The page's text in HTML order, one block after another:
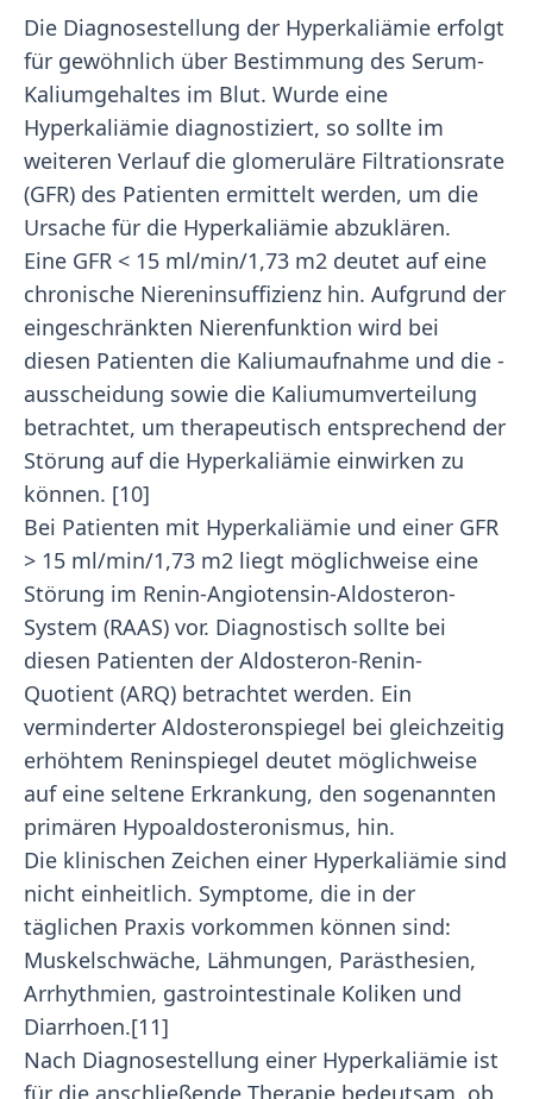
Die Diagnosestellung der Hyperkaliämie erfolgt
für gewöhnlich über Bestimmung des Serum-
Kaliumgehaltes im Blut. Wurde eine
Hyperkaliämie diagnostiziert, so sollte im
weiteren Verlauf die glomeruläre Filtrationsrate
(GFR) des Patienten ermittelt werden, um die
Ursache für die Hyperkaliämie abzuklären.
Eine GFR < 15 ml/min/1,73 m2 deutet auf eine
chronische Niereninsuffizienz hin. Aufgrund der
eingeschränkten Nierenfunktion wird bei
diesen Patienten die Kaliumaufnahme und die -
ausscheidung sowie die Kaliumumverteilung
betrachtet, um therapeutisch entsprechend der
Störung auf die Hyperkaliämie einwirken zu
können. [10]
Bei Patienten mit Hyperkaliämie und einer GFR
> 15 ml/min/1,73 m2 liegt möglichweise eine
Störung im Renin-Angiotensin-Aldosteron-
System (RAAS) vor. Diagnostisch sollte bei
diesen Patienten der Aldosteron-Renin-
Quotient (ARQ) betrachtet werden. Ein
verminderter Aldosteronspiegel bei gleichzeitig
erhöhtem Reninspiegel deutet möglichweise
auf eine seltene Erkrankung, den sogenannten
primären Hypoaldosteronismus, hin.
Die klinischen Zeichen einer Hyperkaliämie sind
nicht einheitlich. Symptome, die in der
täglichen Praxis vorkommen können sind:
Muskelschwäche, Lähmungen, Parästhesien,
Arrhythmien, gastrointestinale Koliken und
Diarrhoen.[11]
Nach Diagnosestellung einer Hyperkaliämie ist
für die anschließende Therapie bedeutsam, ob